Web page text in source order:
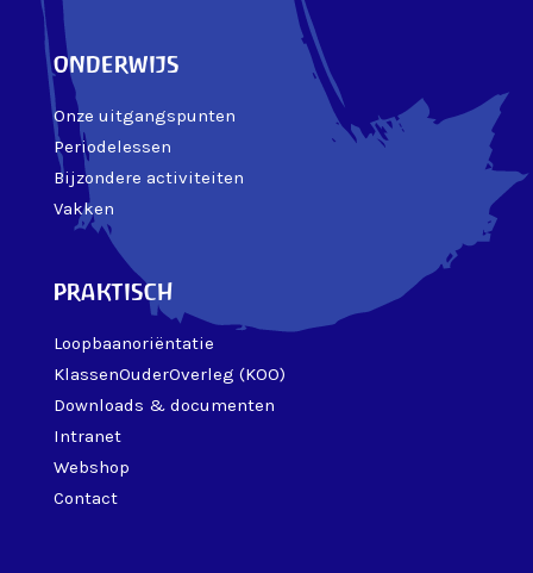
onderwijs
Onze uitgangspunten
Periodelessen
Bijzondere activiteiten
Vakken
praktisch
Loopbaanoriëntatie
KlassenOuderOverleg (KOO)
Downloads & documenten
Intranet
Webshop
Contact